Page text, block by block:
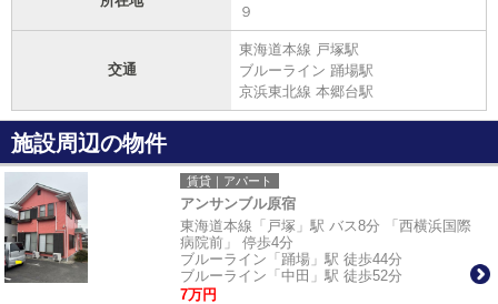
９
交通
東海道本線 戸塚駅
ブルーライン 踊場駅
京浜東北線 本郷台駅
施設周辺の物件
賃貸｜アパート
アンサンブル原宿
東海道本線「戸塚」駅 バス8分 「西横浜国際
病院前」 停歩4分
ブルーライン「踊場」駅 徒歩44分
ブルーライン「中田」駅 徒歩52分
7万円